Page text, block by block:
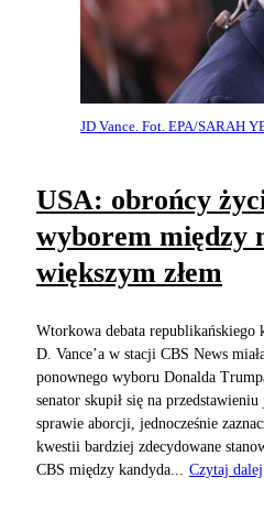
USA: obrońcy
wyborem między
większym złem
Wtorkowa debata republikańskiego
D. Vance’a w stacji CBS News
ponownego wyboru Donalda
senator skupił się na
sprawie aborcji, jednocześnie
kwestii bardziej zdecydowane
CBS między kandyda...
Czytaj dalej